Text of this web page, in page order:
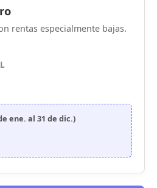
rentas especialmente bajas.
ene. al 31 de dic.)